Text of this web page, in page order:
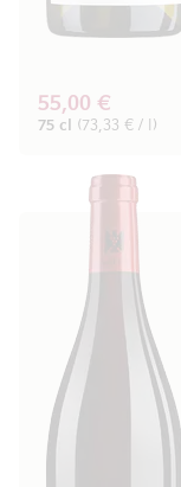
55,00 €
75 cl (73,33 € / l)